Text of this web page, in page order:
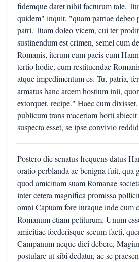
fidemque daret nihil facturum tale.
quidem" inquit, "quam patriae debeo
patri. Tuam doleo vicem, cui ter
sustinendum est crimen, semel cum
Romanis, iterum cum pacis cum
tertio hodie, cum restituendae
atque impedimentum es. Tu, patria,
armatus hanc arcem hostium inii,
extorquet, recipe." Haec cum
publicum trans maceriam horti
suspecta esset, se ipse convivio
Postero die senatus frequens datus
oratio perblanda ac benigna fuit, qua
quod amicitiam suam Romanae
inter cetera magnifica promissa
omni Capuam fore iuraque inde cum
Romanum etiam petiturum. Unum
amicitiae foederisque secum facti,
Campanum neque dici debere,
postulare ut sibi dedatur, ac se